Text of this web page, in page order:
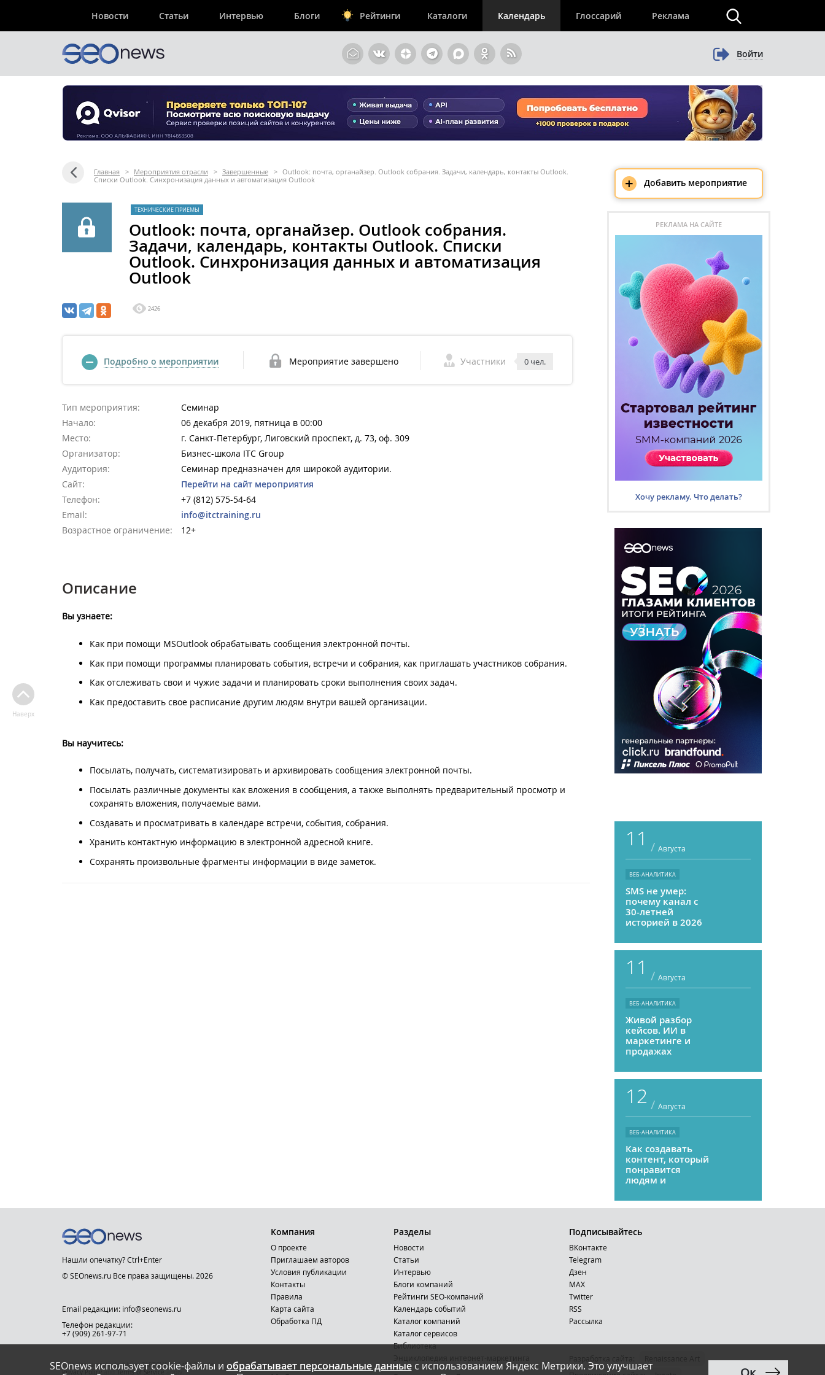
Новости Статьи Интервью Блоги Рейтинги Каталоги Календарь Глоссарий Реклама
Войти
Главная > Мероприятия отрасли > Завершенные > Outlook: почта, органайзер. Outlook собрания. Задачи, календарь, контакты Outlook.
Списки Outlook. Синхронизация данных и автоматизация Outlook
ТЕХНИЧЕСКИЕ ПРИЕМЫ
Outlook: почта, органайзер. Outlook собрания.
Задачи, календарь, контакты Outlook. Списки
Outlook. Синхронизация данных и автоматизация
Outlook
2426
Подробно о мероприятии Мероприятие завершено Участники 0 чел.
Тип мероприятия:
Семинар
Начало:
06 декабря 2019, пятница в 00:00
Место:
г. Санкт-Петербург, Лиговский проспект, д. 73, оф. 309
Организатор:
Бизнес-школа ITC Group
Аудитория:
Семинар предназначен для широкой аудитории.
Сайт:
Перейти на сайт мероприятия
Телефон:
+7 (812) 575-54-64
Email:
info@itctraining.ru
Возрастное ограничение:
12+
Описание
Вы узнаете:
Как при помощи MSOutlook обрабатывать сообщения электронной почты.
Как при помощи программы планировать события, встречи и собрания, как приглашать участников собрания.
Как отслеживать свои и чужие задачи и планировать сроки выполнения своих задач.
Как предоставить свое расписание другим людям внутри вашей организации.
Вы научитесь:
Посылать, получать, систематизировать и архивировать сообщения электронной почты.
Посылать различные документы как вложения в сообщения, а также выполнять предварительный просмотр и
сохранять вложения, получаемые вами.
Создавать и просматривать в календаре встречи, события, собрания.
Хранить контактную информацию в электронной адресной книге.
Сохранять произвольные фрагменты информации в виде заметок.
Наверх
+ Добавить мероприятие
РЕКЛАМА НА САЙТЕ
Хочу рекламу. Что делать?
11 / Августа
ВЕБ-АНАЛИТИКА
SMS не умер:
почему канал с
30-летней
историей в 2026
приносить ROMI
выше, чем
мессенджеры
11 / Августа
ВЕБ-АНАЛИТИКА
Живой разбор
кейсов. ИИ в
маркетинге и
продажах
12 / Августа
ВЕБ-АНАЛИТИКА
Как создавать
контент, который
понравится
людям и
SEOnews использует cookie-файлы и обрабатывает персональные данныес использованием Яндекс Метрики. Это улучшает
Нашли опечатку? Ctrl+Enter
© SEOnews.ru Все права защищены. 2026
Email редакции: info@seonews.ru
Телефон редакции:
+7 (909) 261-97-71
This site is protected by reCAPTCHA and the Google
Privacy Policyand Terms of Serviceapply.
Компания
О проекте
Приглашаем авторов
Условия публикации
Контакты
Правила
Карта сайта
Обработка ПД
Разделы
Новости
Статьи
Интервью
Блоги компаний
Рейтинги SEO-компаний
Календарь событий
Каталог компаний
Каталог сервисов
Библиотека
Подписывайтесь
ВКонтакте
Telegram
Дзен
MAX
Тwitter
RSS
Рассылка